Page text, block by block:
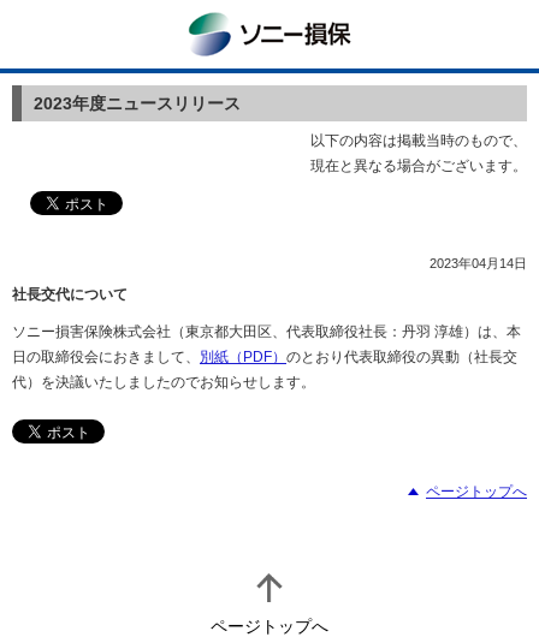
2023年度ニュースリリース
以下の内容は掲載当時のもので、
現在と異なる場合がございます。
2023年04月14日
社長交代について
ソニー損害保険株式会社（東京都大田区、代表取締役社長：丹羽 淳雄）は、本
日の取締役会におきまして、 別紙（PDF） のとおり代表取締役の異動（社長交
代）を決議いたしましたのでお知らせします。
ページトップへ
ページトップへ